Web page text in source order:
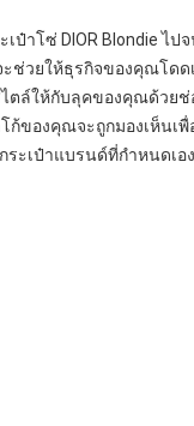
าโซ่ DIOR Blondie ไป
ช่วยให้ธุรกิจของคุณโดด
ตล์ให้กับลุคของคุณด้วย
ก้ของคุณจะถูกมองเห็นเ
ะเป๋าแบรนด์ที่กำหนดเ